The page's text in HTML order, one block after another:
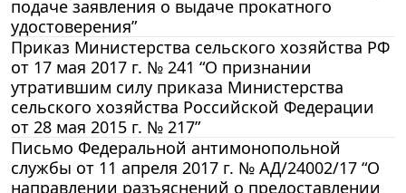
подаче заявления о выдаче прокатного
удостоверения”
Приказ Министерства сельского хозяйства РФ
от 17 мая 2017 г. № 241 “О признании
утратившим силу приказа Министерства
сельского хозяйства Российской Федерации
от 28 мая 2015 г. № 217”
Письмо Федеральной антимонопольной
службы от 11 апреля 2017 г. № АД/24002/17 “О
направлении разъяснений о предоставлении